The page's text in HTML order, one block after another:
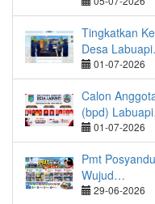
Tingkatkan
Desa
01-07-2026
Calon
(bpd)
01-07-2026
Pmt
Wujud…
29-06-2026